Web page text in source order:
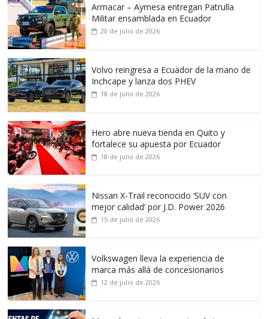
Armacar – Aymesa entregan Patrulla
Militar ensamblada en Ecuador
20 de julio de 2026
Volvo reingresa a Ecuador de la mano de
Inchcape y lanza dos PHEV
18 de julio de 2026
Hero abre nueva tienda en Quito y
fortalece su apuesta por Ecuador
18 de julio de 2026
Nissan X-Trail reconocido ‘SUV con
mejor calidad’ por J.D. Power 2026
15 de julio de 2026
Volkswagen lleva la experiencia de
marca más allá de concesionarios
12 de julio de 2026